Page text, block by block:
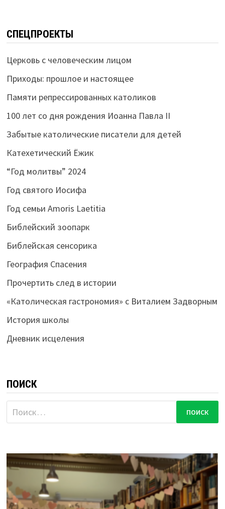
СПЕЦПРОЕКТЫ
Церковь с человеческим лицом
Приходы: прошлое и настоящее
Памяти репрессированных католиков
100 лет со дня рождения Иоанна Павла II
Забытые католические писатели для детей
Катехетический Ёжик
“Год молитвы” 2024
Год святого Иосифа
Год семьи Amoris Laetitia
Библейский зоопарк
Библейская сенсорика
География Спасения
Прочертить след в истории
«Католическая гастрономия» с Виталием Задворным
История школы
Дневник исцеления
ПОИСК
Найти: